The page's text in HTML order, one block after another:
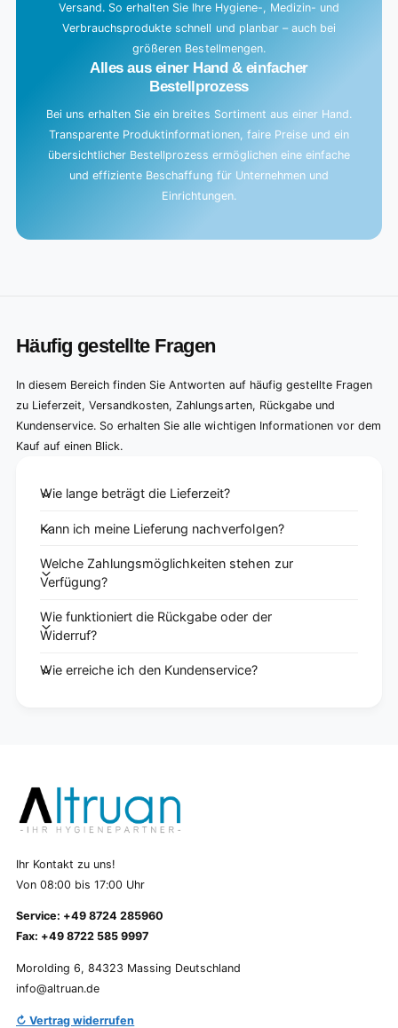
Versand. So erhalten Sie Ihre Hygiene-, Medizin- und
Verbrauchsprodukte schnell und planbar – auch bei
größeren Bestellmengen.
Alles aus einer Hand & einfacher
Bestellprozess
Bei uns erhalten Sie ein breites Sortiment aus einer Hand.
Transparente Produktinformationen, faire Preise und ein
übersichtlicher Bestellprozess ermöglichen eine einfache
und effiziente Beschaffung für Unternehmen und
Einrichtungen.
Häufig gestellte Fragen
In diesem Bereich finden Sie Antworten auf häufig gestellte Fragen
zu Lieferzeit, Versandkosten, Zahlungsarten, Rückgabe und
Kundenservice. So erhalten Sie alle wichtigen Informationen vor dem
Kauf auf einen Blick.
Wie lange beträgt die Lieferzeit?
Kann ich meine Lieferung nachverfolgen?
Welche Zahlungsmöglichkeiten stehen zur
Verfügung?
Wie funktioniert die Rückgabe oder der
Widerruf?
Wie erreiche ich den Kundenservice?
Ihr Kontakt zu uns!
Von 08:00 bis 17:00 Uhr
Service: +49 8724 285960
Fax: +49 8722 585 9997
Morolding 6, 84323 Massing Deutschland
info@altruan.de
↻ Vertrag widerrufen